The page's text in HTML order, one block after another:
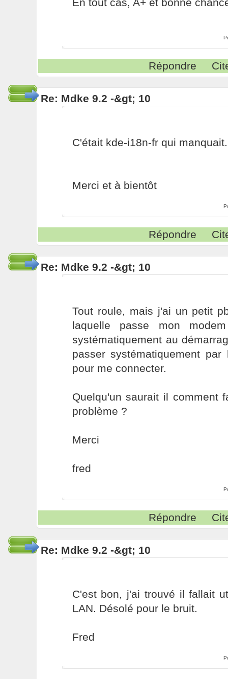
Répondre
Re: Mdke 9.2 -&gt; 10
C'était kde-i18n-fr qui manquait.
Merci et à bientôt
Répondre
Re: Mdke 9.2 -&gt; 10
Tout roule, mais j'ai un petit
laquelle passe mon
systématiquement au
passer systématiquement
pour me connecter.
Quelqu'un saurait il comment
problème ?
Merci
fred
Répondre
Re: Mdke 9.2 -&gt; 10
C'est bon, j'ai trouvé il fallait
LAN. Désolé pour le bruit.
Fred